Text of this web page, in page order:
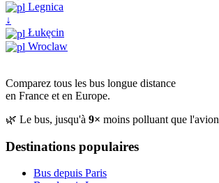
Legnica
↓
Łukęcin
Wroclaw
Comparez tous les bus longue distance
en France et en Europe.
🌿 Le bus, jusqu'à 9× moins polluant que l'avion
Destinations populaires
Bus depuis Paris